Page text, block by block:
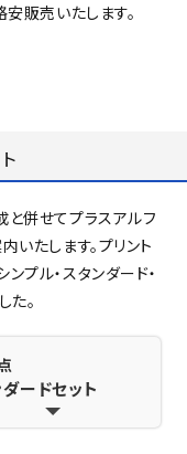
販売いたします。
併せてプラスアルフ
いたします。プリント
プル・スタンダード・
。
ードセット